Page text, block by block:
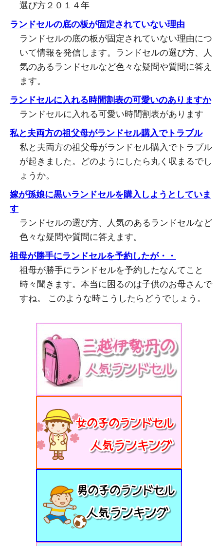
選び方２０１４年
ランドセルの底の板が固定されていない理由
ランドセルの底の板が固定されていない理由につ
いて情報を発信します。ランドセルの選び方、人
気のあるランドセルなど色々な疑問や質問に答え
ます。
ランドセルに入れる時間割表の可愛いのありますか
ランドセルに入れる可愛い時間割表があります
私と夫両方の祖父母がランドセル購入でトラブル
私と夫両方の祖父母がランドセル購入でトラブル
が起きました。どのようにしたら丸く収まるでし
ょうか。
嫁が孫娘に黒いランドセルを購入しようとしていま
す
ランドセルの選び方、人気のあるランドセルなど
色々な疑問や質問に答えます。
祖母が勝手にランドセルを予約したが・・
祖母が勝手にランドセルを予約したなんてこと
時々聞きます。本当に困るのは子供のお母さんで
すね。 このような時こうしたらどうでしょう。